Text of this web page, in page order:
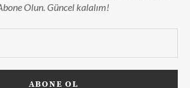
Olun. Güncel kalalım!